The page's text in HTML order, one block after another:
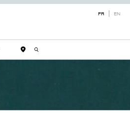
FR EN